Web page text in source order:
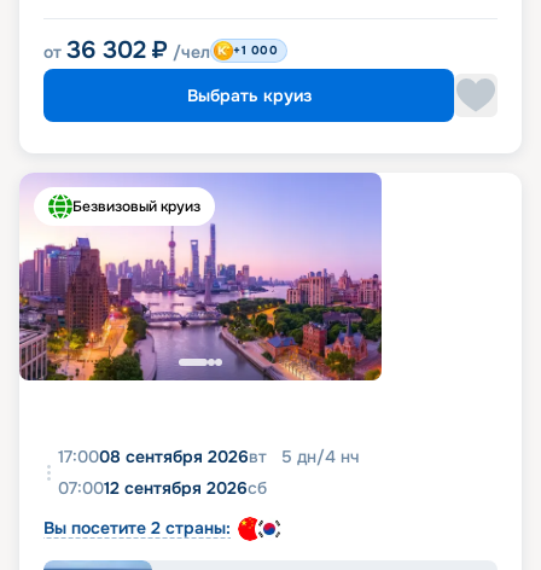
от 36 302 ₽ /чел +1 000
Выбрать круиз
Безвизовый круиз
17:0008 сентября 2026вт 5 дн/4 нч
07:0012 сентября 2026сб
Вы посетите 2 страны: